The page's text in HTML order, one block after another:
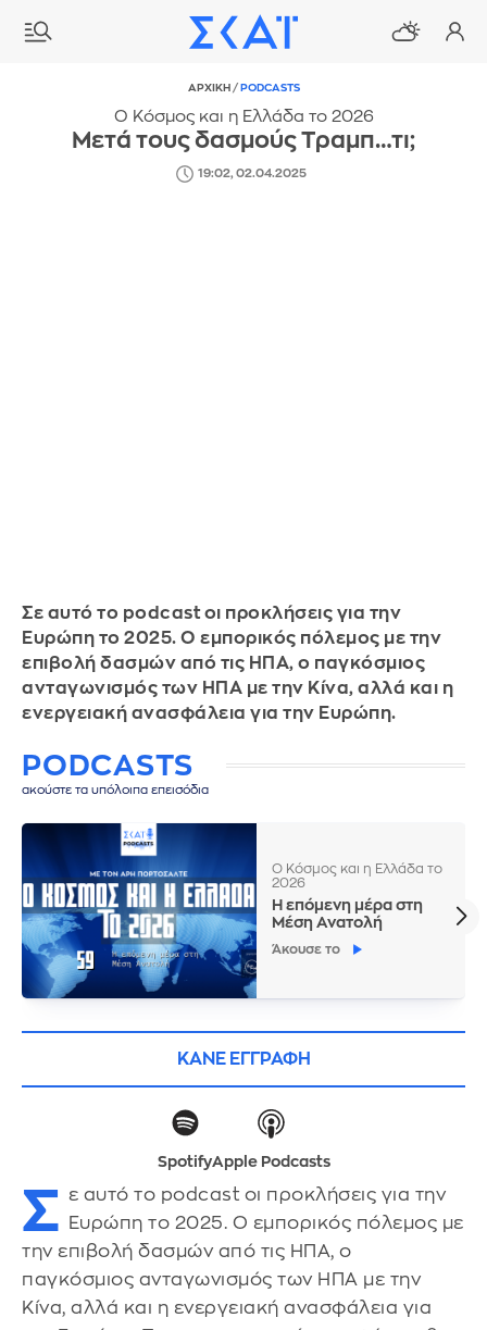
ΑΡΧΙΚΗ / PODCASTS
Ο Κόσμος και η Ελλάδα το 2026
Μετά τους δασμούς Τραμπ…τι;
19:02, 02.04.2025
Σε αυτό το podcast οι προκλήσεις για την
Ευρώπη το 2025. Ο εμπορικός πόλεμος με την
επιβολή δασμών από τις ΗΠΑ, ο παγκόσμιος
ανταγωνισμός των ΗΠΑ με την Κίνα, αλλά και η
ενεργειακή ανασφάλεια για την Ευρώπη.
PODCASTS
ακούστε τα υπόλοιπα επεισόδια
Ο Κόσμος και η Ελλάδα το
2026
Η επόμενη μέρα στη
Μέση Ανατολή
Άκουσε το
ΚΑΝΕ ΕΓΓΡΑΦΗ
SpotifyApple Podcasts
Σ ε αυτό το podcast οι προκλήσεις για την
Ευρώπη το 2025. Ο εμπορικός πόλεμος με
την επιβολή δασμών από τις ΗΠΑ, ο
παγκόσμιος ανταγωνισμός των ΗΠΑ με την
Κίνα, αλλά και η ενεργειακή ανασφάλεια για